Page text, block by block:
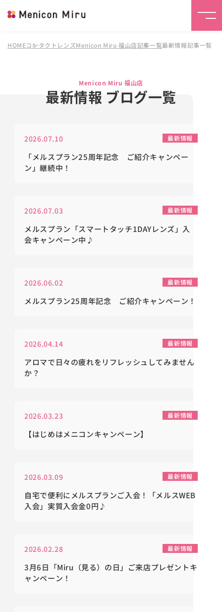
HOMEコンタクトレンズMenicon Miru 福山店記事一覧最新情報記事一覧
Menicon Miru 福山店
最新情報 ブログ一覧
2026.07.10 最新情報
「メルスプラン25周年記念 ご紹介キャンペー
ン」継続中！
2026.07.03 最新情報
メルスプラン「スマートタッチ1DAYレンズ」入
会キャンペーン中♪
2026.06.02 最新情報
メルスプラン25周年記念 ご紹介キャンペーン！
2026.04.14 最新情報
アロマで日々の疲れをリフレッシュしてみません
か？
2026.03.23 最新情報
【はじめはメニコンキャンペーン】
2026.03.09 最新情報
自宅で便利にメルスプランご入会！「メルスWEB
入会」実質入会金0円♪
2026.02.28 最新情報
3月6日「Miru（見る）の日」ご来店プレゼントキ
ャンペーン！